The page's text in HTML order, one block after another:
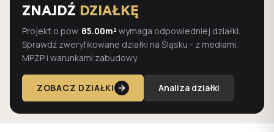
ZNAJDŹ DZIAŁKĘ
Projekt o pow. 85.00m² wymaga odpowiedniej działki.
Sprawdź zweryfikowane działki na Śląsku - z mediami,
MPZP i warunkami zabudowy.
ZOBACZ DZIAŁKI Analiza działki